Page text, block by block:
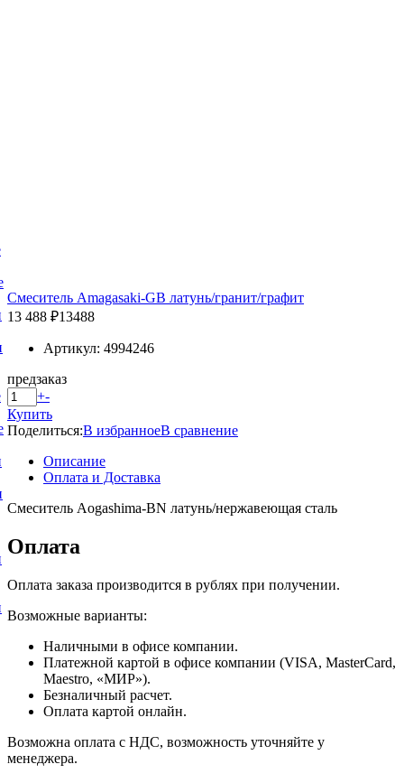
Смеситель Amagasaki-GB латунь/гранит/графит
13 488 ₽13488
Артикул: 4994246
предзаказ
+-
Купить
Поделиться:В избранноеВ сравнение
Описание
Оплата и Доставка
Смеситель Aogashima-BN латунь/нержавеющая сталь
Оплата
Оплата заказа производится в рублях при получении.
Возможные варианты:
Наличными в офисе компании.
Платежной картой в офисе компании (VISA, MasterCard,
Maestro, «МИР»).
Безналичный расчет.
Оплата картой онлайн.
Возможна оплата с НДС, возможность уточняйте у
менеджера.